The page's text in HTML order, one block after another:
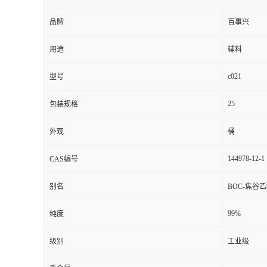
品牌 百事兴
用途 辅料
型号 c021
包装规格 25
外观 桶
CAS编号 144978-12-1
别名 BOC-焦谷
纯度 99%
级别 工业级